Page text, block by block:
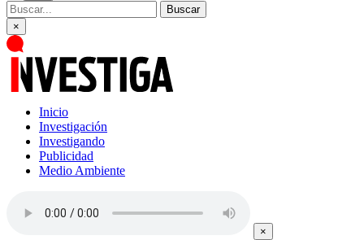
Buscar
×
Inicio
Investigación
Investigando
Publicidad
Medio Ambiente
×